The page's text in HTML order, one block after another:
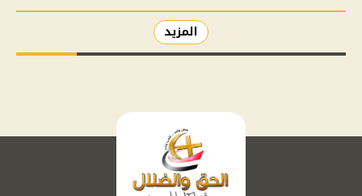
المزيد